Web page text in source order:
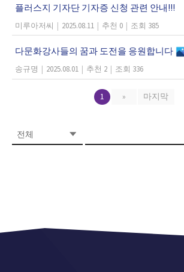
플러스지 기자단 기자증 신청 관련 안내!!!
미루아저씨 | 2025.08.11 | 추천 0 | 조회 385
다문화강사들의 꿈과 도전을 응원합니다
송규명 | 2025.08.01 | 추천 2 | 조회 336
1 » 마지막